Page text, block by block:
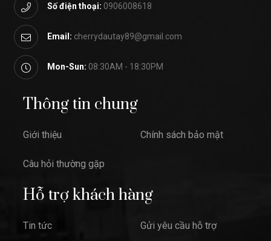
Số điện thoại: 0906008618
Email: cherrydautay89@gmail.com
Mon-Sun: 08:30AM - 18:30PM
Thông tin chung
Giới thiệu Chính sách bảo mật
Câu hỏi thường gặp
Hỗ trợ khách hàng
Tin tức Gửi yêu cầu hỗ trợ